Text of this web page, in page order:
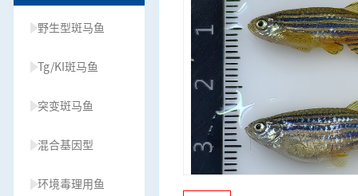
野生型斑马鱼
Tg/KI斑马鱼
突变斑马鱼
混合基因型
环境毒理用鱼